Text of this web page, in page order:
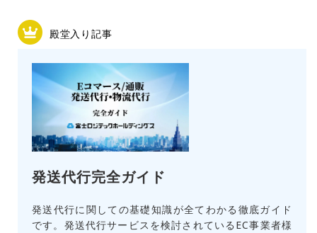
殿堂入り記事
発送代行完全ガイド
発送代行に関しての基礎知識が全てわかる徹底ガイド
です。発送代行サービスを検討されているEC事業者様